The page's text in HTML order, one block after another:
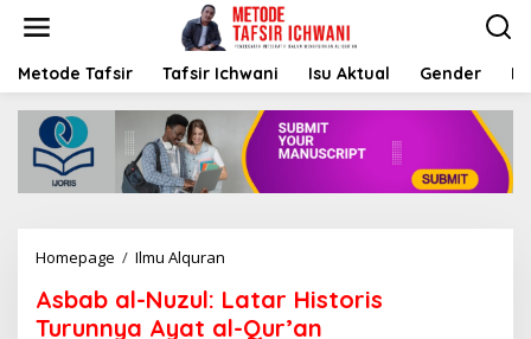
t
Metode Tafsir Tafsir Ichwani Isu Aktual Gender
Homepage / Ilmu Alquran
b
a
Asbab al-Nuzul: Latar Historis
Turunnya Ayat al-Qur’an